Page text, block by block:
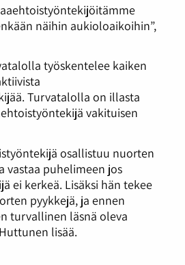
näihin aukioloaikoihin”,
työskentelee kaiken
Turvatalolla on illasta
vakituisen
osallistuu nuorten
vastaa puhelimeen jos
ei kerkeä. Lisäksi hän tekee
pyykkejä, ja ennen
turvallinen läsnä oleva
lisää.